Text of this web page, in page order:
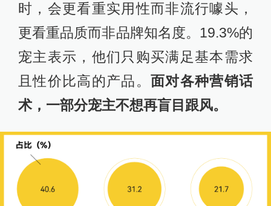
时，会更看重实用性而非流行噱头，
更看重品质而非品牌知名度。19.3%的
宠主表示，他们只购买满足基本需求
且性价比高的产品。面对各种营销话
术，一部分宠主不想再盲目跟风。